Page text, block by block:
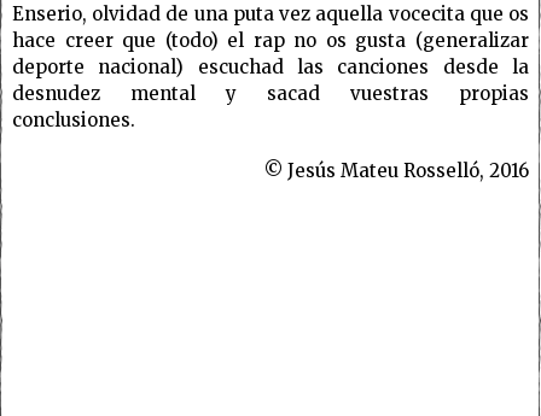
Enserio, olvidad de una puta vez aquella vocecita que os
hace creer que (todo) el rap no os gusta (generalizar
deporte nacional) escuchad las canciones desde la
desnudez mental y sacad vuestras propias
conclusiones.
© Jesús Mateu Rosselló, 2016